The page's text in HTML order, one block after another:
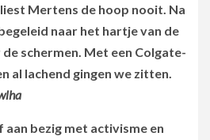
Mertens de hoop nooit. Na
naar het hartje van de
schermen. Met een Colgate-
al lachend gingen we zitten.
aan bezig met activisme en